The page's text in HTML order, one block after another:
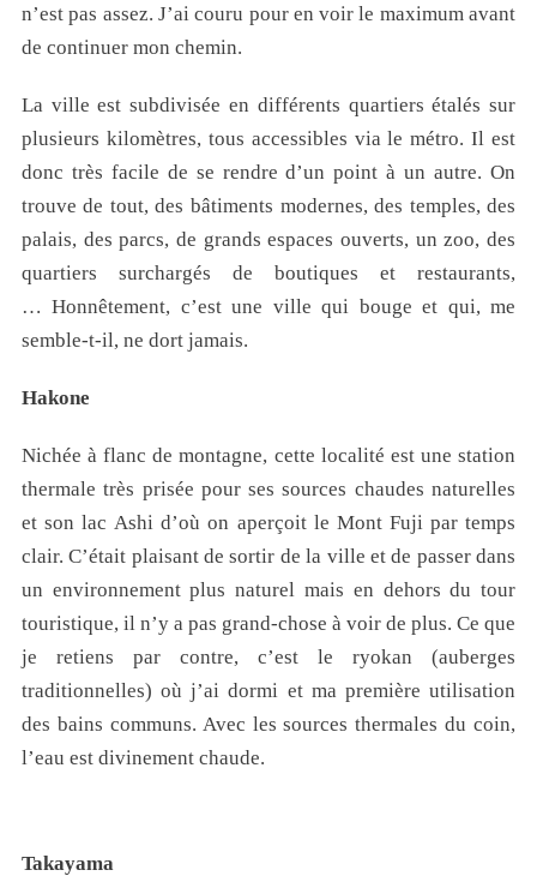
n’est pas assez. J’ai couru pour en voir le maximum avant
de continuer mon chemin.
La ville est subdivisée en différents quartiers étalés sur
plusieurs kilomètres, tous accessibles via le métro. Il est
donc très facile de se rendre d’un point à un autre. On
trouve de tout, des bâtiments modernes, des temples, des
palais, des parcs, de grands espaces ouverts, un zoo, des
quartiers surchargés de boutiques et restaurants,
… Honnêtement, c’est une ville qui bouge et qui, me
semble-t-il, ne dort jamais.
Hakone
Nichée à flanc de montagne, cette localité est une station
thermale très prisée pour ses sources chaudes naturelles
et son lac Ashi d’où on aperçoit le Mont Fuji par temps
clair. C’était plaisant de sortir de la ville et de passer dans
un environnement plus naturel mais en dehors du tour
touristique, il n’y a pas grand-chose à voir de plus. Ce que
je retiens par contre, c’est le ryokan (auberges
traditionnelles) où j’ai dormi et ma première utilisation
des bains communs. Avec les sources thermales du coin,
l’eau est divinement chaude.
Takayama